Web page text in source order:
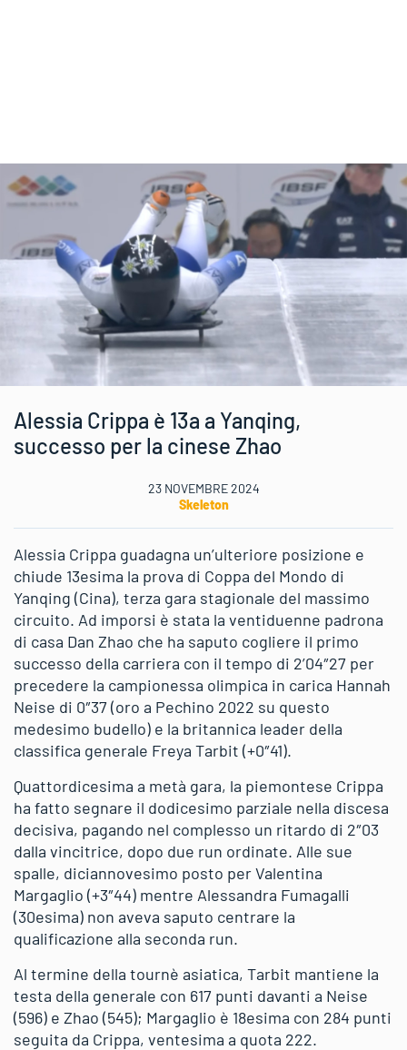
Alessia Crippa è 13a a Yanqing,
successo per la cinese Zhao
23 NOVEMBRE 2024
Skeleton
Alessia Crippa guadagna un’ulteriore posizione e
chiude 13esima la prova di Coppa del Mondo di
Yanqing (Cina), terza gara stagionale del massimo
circuito. Ad imporsi è stata la ventiduenne padrona
di casa Dan Zhao che ha saputo cogliere il primo
successo della carriera con il tempo di 2’04″27 per
precedere la campionessa olimpica in carica Hannah
Neise di 0″37 (oro a Pechino 2022 su questo
medesimo budello) e la britannica leader della
classifica generale Freya Tarbit (+0″41).
Quattordicesima a metà gara, la piemontese Crippa
ha fatto segnare il dodicesimo parziale nella discesa
decisiva, pagando nel complesso un ritardo di 2″03
dalla vincitrice, dopo due run ordinate. Alle sue
spalle, diciannovesimo posto per Valentina
Margaglio (+3″44) mentre Alessandra Fumagalli
(30esima) non aveva saputo centrare la
qualificazione alla seconda run.
Al termine della tournè asiatica, Tarbit mantiene la
testa della generale con 617 punti davanti a Neise
(596) e Zhao (545); Margaglio è 18esima con 284 punti
seguita da Crippa, ventesima a quota 222.